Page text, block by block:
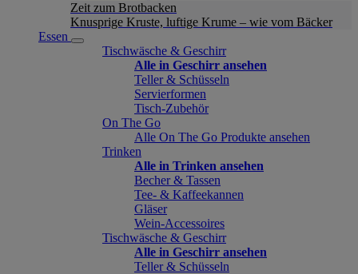
Zeit zum Brotbacken
Knusprige Kruste, luftige Krume – wie vom Bäcker
Essen
Tischwäsche & Geschirr
Alle in Geschirr ansehen
Teller & Schüsseln
Servierformen
Tisch-Zubehör
On The Go
Alle On The Go Produkte ansehen
Trinken
Alle in Trinken ansehen
Becher & Tassen
Tee- & Kaffeekannen
Gläser
Wein-Accessoires
Tischwäsche & Geschirr
Alle in Geschirr ansehen
Teller & Schüsseln